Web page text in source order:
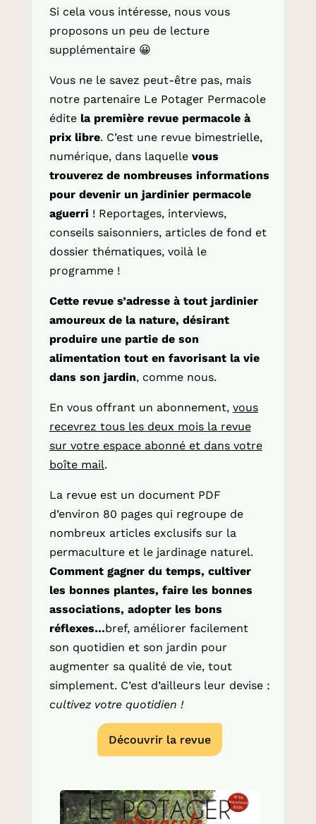
Si cela vous intéresse, nous vous
proposons un peu de lecture
supplémentaire 😀
Vous ne le savez peut-être pas, mais
notre partenaire Le Potager Permacole
éditela première revue permacole à
prix libre. C’est une revue bimestrielle,
numérique, dans laquelle vous
trouverez de nombreuses informations
pour devenir un jardinier permacole
aguerri ! Reportages, interviews,
conseils saisonniers, articles de fond et
dossier thématiques, voilà le
programme !
Cette revue s’adresse à tout jardinier
amoureux de la nature, désirant
produire une partie de son
alimentation tout en favorisant la vie
dans son jardin, comme nous.
En vous offrant un abonnement, vous
recevrez tous les deux mois la revue
sur votre espace abonné et dans votre
boîte mail.
La revue est un document PDF
d’environ 80 pages qui regroupe de
nombreux articles exclusifs sur la
permaculture et le jardinage naturel.
Comment gagner du temps, cultiver
les bonnes plantes, faire les bonnes
associations, adopter les bons
réflexes…bref, améliorer facilement
son quotidien et son jardin pour
augmenter sa qualité de vie, tout
simplement. C’est d’ailleurs leur devise :
cultivez votre quotidien !
Découvrir la revue